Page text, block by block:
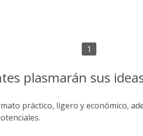
1
plasmarán sus
práctico, ligero y económico,